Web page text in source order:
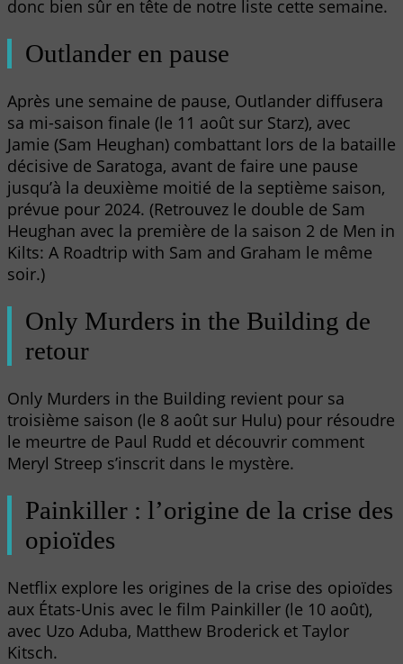
donc bien sûr en tête de notre liste cette semaine.
Outlander en pause
Après une semaine de pause, Outlander diffusera
sa mi-saison finale (le 11 août sur Starz), avec
Jamie (Sam Heughan) combattant lors de la bataille
décisive de Saratoga, avant de faire une pause
jusqu’à la deuxième moitié de la septième saison,
prévue pour 2024. (Retrouvez le double de Sam
Heughan avec la première de la saison 2 de Men in
Kilts: A Roadtrip with Sam and Graham le même
soir.)
Only Murders in the Building de
retour
Only Murders in the Building revient pour sa
troisième saison (le 8 août sur Hulu) pour résoudre
le meurtre de Paul Rudd et découvrir comment
Meryl Streep s’inscrit dans le mystère.
Painkiller : l’origine de la crise des
opioïdes
Netflix explore les origines de la crise des opioïdes
aux États-Unis avec le film Painkiller (le 10 août),
avec Uzo Aduba, Matthew Broderick et Taylor
Kitsch.